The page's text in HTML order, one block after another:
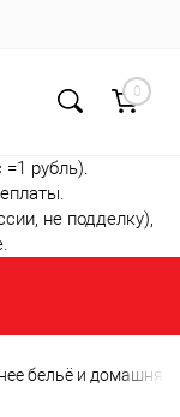
0
рубль).
не подделку),
бельё и домашняя